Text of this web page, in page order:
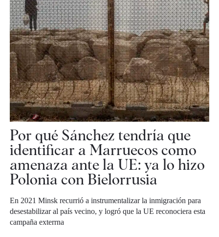
Por qué Sánchez tendría que
identificar a Marruecos como
amenaza ante la UE: ya lo hizo
Polonia con Bielorrusia
En 2021 Minsk recurrió a instrumentalizar la inmigración para
desestabilizar al país vecino, y logró que la UE reconociera esta
campaña exterrna